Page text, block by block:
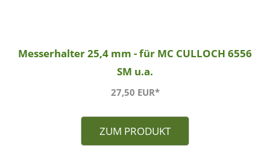
Messerhalter 25,4 mm - für MC CULLOCH 6556
SM u.a.
27,50 EUR*
ZUM PRODUKT